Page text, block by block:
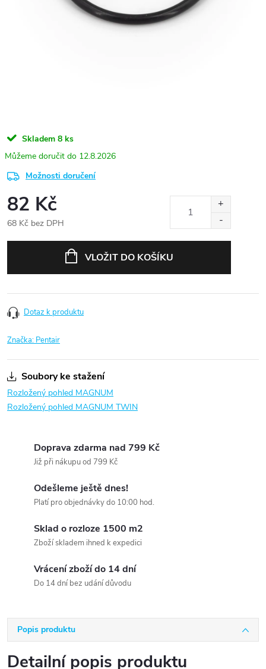
Skladem 8 ks
12.8.2026
Možnosti doručení
82 Kč
68 Kč bez DPH
VLOŽIT DO KOŠÍKU
Dotaz k produktu
Značka: Pentair
Soubory ke stažení
Rozložený pohled MAGNUM
Rozložený pohled MAGNUM TWIN
Doprava zdarma nad 799 Kč
Již při nákupu od 799 Kč
Odešleme ještě dnes!
Platí pro objednávky do 10:00 hod.
Sklad o rozloze 1500 m2
Zboží skladem ihned k expedici
Vrácení zboží do 14 dní
Do 14 dní bez udání důvodu
Popis produktu
Detailní popis produktu